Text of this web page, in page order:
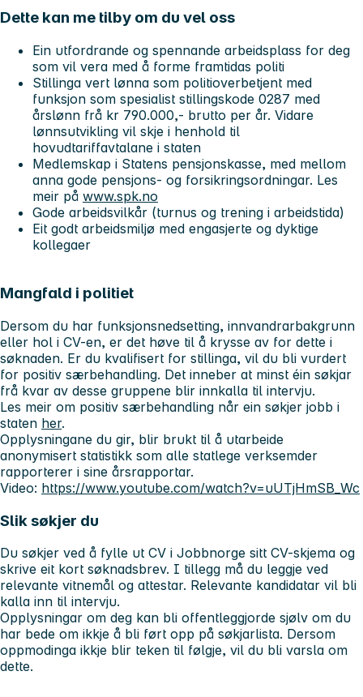
Dette kan me tilby om du vel oss
Ein utfordrande og spennande arbeidsplass for deg
som vil vera med å forme framtidas politi
Stillinga vert lønna som politioverbetjent med
funksjon som spesialist stillingskode 0287 med
årslønn frå kr 790.000,- brutto per år. Vidare
lønnsutvikling vil skje i henhold til
hovudtariffavtalane i staten
Medlemskap i Statens pensjonskasse, med mellom
anna gode pensjons- og forsikringsordningar. Les
meir på www.spk.no
Gode arbeidsvilkår (turnus og trening i arbeidstida)
Eit godt arbeidsmiljø med engasjerte og dyktige
kollegaer
Mangfald i politiet
Dersom du har funksjonsnedsetting, innvandrarbakgrunn
eller hol i CV-en, er det høve til å krysse av for dette i
søknaden. Er du kvalifisert for stillinga, vil du bli vurdert
for positiv særbehandling. Det inneber at minst éin søkjar
frå kvar av desse gruppene blir innkalla til intervju.
Les meir om positiv særbehandling når ein søkjer jobb i
staten her.
Opplysningane du gir, blir brukt til å utarbeide
anonymisert statistikk som alle statlege verksemder
rapporterer i sine årsrapportar.
Video: https://www.youtube.com/watch?v=uUTjHmSB_Wc
Slik søkjer du
Du søkjer ved å fylle ut CV i Jobbnorge sitt CV-skjema og
skrive eit kort søknadsbrev. I tillegg må du leggje ved
relevante vitnemål og attestar. Relevante kandidatar vil bli
kalla inn til intervju.
Opplysningar om deg kan bli offentleggjorde sjølv om du
har bede om ikkje å bli ført opp på søkjarlista. Dersom
oppmodinga ikkje blir teken til følgje, vil du bli varsla om
dette.